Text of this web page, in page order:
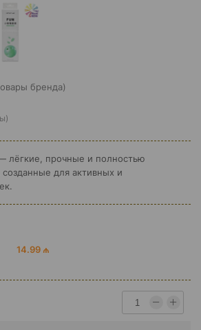
бренда)
лёгкие, прочные и полностью
для активных и
14.99 ₼